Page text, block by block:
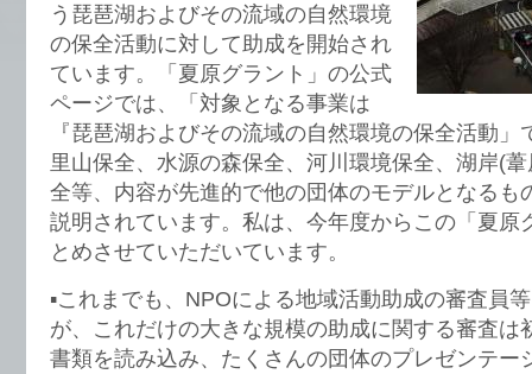
う琵琶湖およびその流域の自然環境
の保全活動に対して助成を開始され
ています。「夏原グラント」の公式
ページでは、「対象となる事業は
『琵琶湖およびその流域の自然環境の保全活動
里山保全、水源の森保全、河川環境保全、湖岸(
全等、内容が先進的で他の団体のモデルとなるも
説明されています。私は、今年度からこの「夏原
とめさせていただいています。
▪︎これまでも、NPOによる地域活動助成の審査員
が、これだけの大きな規模の助成に関する審査は
書類を読み込み、たくさんの団体のプレゼンテー